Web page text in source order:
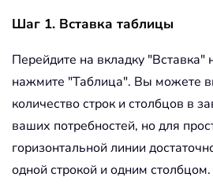
Шаг 1. Вставка таблицы
Перейдите на вкладку "Вставка"
нажмите "Таблица". Вы можете
количество строк и столбцов в
ваших потребностей, но для
горизонтальной линии
одной строкой и одним столбцом.